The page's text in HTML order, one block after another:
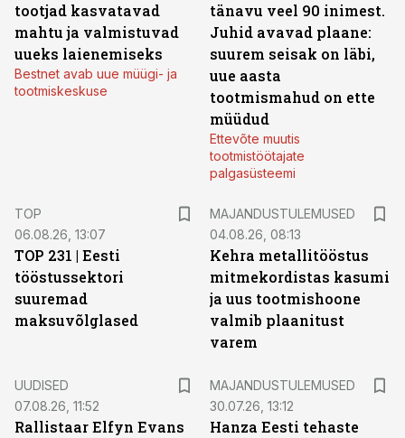
tootjad kasvatavad
mahtu ja valmistuvad
uueks laienemiseks
Bestnet avab uue müügi- ja
tootmiskeskuse
tänavu veel 90 inimest.
Juhid avavad plaane:
suurem seisak on läbi,
uue aasta
tootmismahud on ette
müüdud
Ettevõte muutis
tootmistöötajate
palgasüsteemi
TOP
06.08.26, 13:07
TOP 231 | Eesti
tööstussektori
suuremad
maksuvõlglased
MAJANDUSTULEMUSED
04.08.26, 08:13
Kehra metallitööstus
mitmekordistas kasumi
ja uus tootmishoone
valmib plaanitust
varem
UUDISED
07.08.26, 11:52
Rallistaar Elfyn Evans
MAJANDUSTULEMUSED
30.07.26, 13:12
Hanza Eesti tehaste